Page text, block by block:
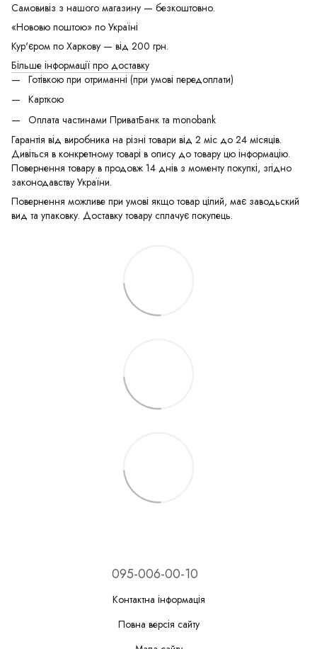
Самовивіз з нашого магазину — безкоштовно.
«Нововю поштою» по Україні
Кур'єром по Харкову — від 200 грн.
Більше інформації про доставку
Готівкою при отриманні (при умові передоплати)
Карткою
Оплата частинами ПриватБанк та monobank
Гарантія від виробника на різні товари від 2 міс до 24 місяців.
Дивіться в конкретному товарі в опису до товару цю інформацію.
Повернення товару в продовж 14 днів з моменту покупкі, згідно
законодавству України.
Повернення можливе при умові якщо товар цілий, має заводьский
вид та упаковку. Доставку товару сплачує покупець.
095-006-00-10
Контактна інформація
Повна версія сайту